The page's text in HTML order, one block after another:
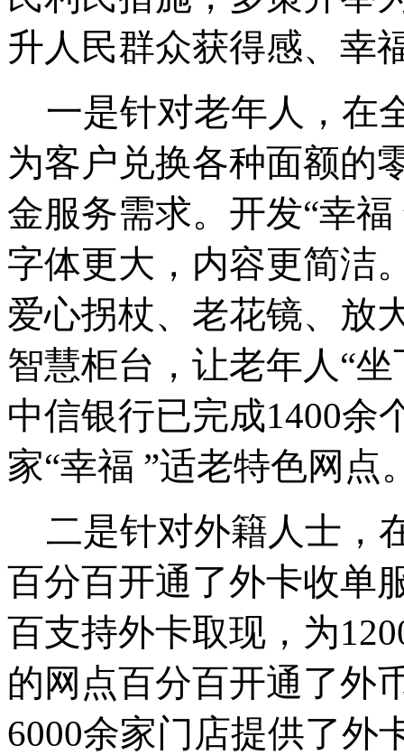
升人民群众获得感、幸
一是针对老年人，在
为客户兑换各种面额的
金服务需求。开发“幸
字体更大，内容更简洁
爱心拐杖、老花镜、放
智慧柜台，让老年人“
中信银行已完成1400余
家“幸福 ”适老特色网点
二是针对外籍人士，
百分百开通了外卡收单
百支持外卡取现，为
的网点百分百开通了外
6000余家门店提供了外